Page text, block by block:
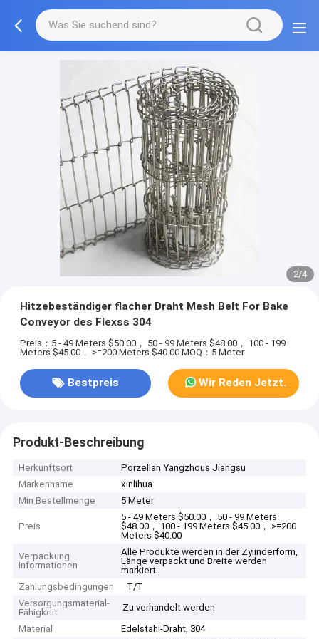
3/4
Hitzebeständiger flacher Draht Mesh Belt For Bake
Conveyor des Flexss 304
Preis：5 - 49 Meters $50.00， 50 - 99 Meters $48.00， 100 - 199
Meters $45.00， >=200 Meters $40.00 MOQ：5 Meter
Bestpreis Wir Reden Jetzt.
Produkt-Beschreibung
Herkunftsort
Porzellan Yangzhous Jiangsu
Markenname
xinlihua
Min Bestellmenge
5 Meter
Preis
5 - 49 Meters $50.00， 50 - 99 Meters
$48.00， 100 - 199 Meters $45.00， >=200
Meters $40.00
Verpackung
Informationen
Alle Produkte werden in der Zylinderform,
Länge verpackt und Breite werden
markiert.
Zahlungsbedingungen
T/T
Versorgungsmaterial-
Fähigkeit
Zu verhandelt werden
Material
Edelstahl-Draht, 304